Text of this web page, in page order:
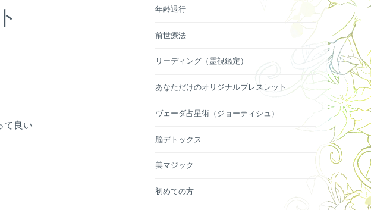
て良い
年齢退行
前世療法
リーディング（霊視鑑定）
あなただけのオリジナルブレスレット
ヴェーダ占星術（ジョーティシュ）
脳デトックス
美マジック
初めての方